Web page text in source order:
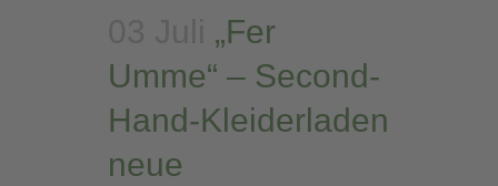
„Fer
Umme“ – Second-
Hand-Kleiderladen
neue